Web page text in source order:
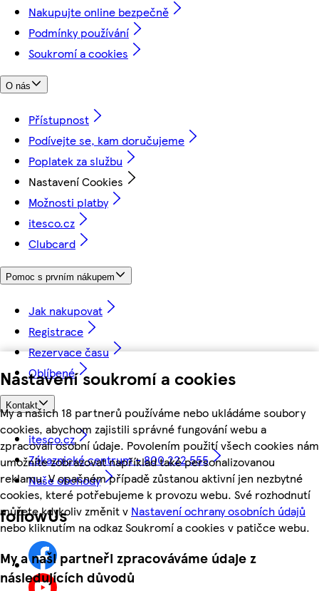
Nastavení soukromí a cookies
My a našich 18 partnerů používáme nebo ukládáme soubory
cookies, abychom zajistili správné fungování webu a
zpracovali osobní údaje. Povolením použití všech cookies nám
umožníte zobrazovat například také personalizovanou
reklamu. V opačném případě zůstanou aktivní jen nezbytné
cookies, které potřebujeme k provozu webu. Své rozhodnutí
můžete kdykoliv změnit v Nastavení ochrany osobních údajů
nebo kliknutím na odkaz Soukromí a cookies v patičce webu.
My a naši partneři zpracováváme údaje z
následujících důvodů
Nakupujte online bezpečně
Podmínky používání
Soukromí a cookies
O nás
Přístupnost
Podívejte se, kam doručujeme
Poplatek za službu
Nastavení Cookies
Možnosti platby
itesco.cz
Clubcard
Pomoc s prvním nákupem
Jak nakupovat
Registrace
Rezervace času
Oblíbené
Kontakt
itesco.cz
Zákaznické centrum - 800 222 555
Naše obchody
followUs